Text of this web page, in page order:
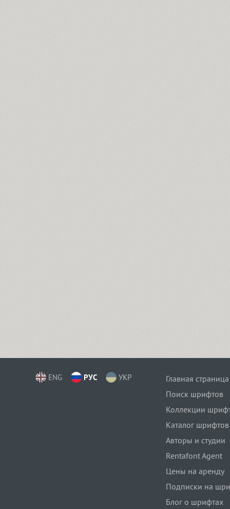
ENG РУС УКР
Главная страница
Поиск шрифтов
Коллекции
Каталог шрифтов
Авторы и студии
Rentafont Agent
Цены на аренду
Подписки на
Блог о шрифтах